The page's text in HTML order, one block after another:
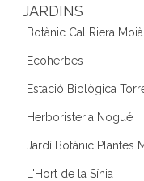
JARDINS
Botànic Cal Riera Moià
Ecoherbes
Estació Biològica
Herboristeria Nogué
Jardí Botànic Plantes
L'Hort de la Sínia